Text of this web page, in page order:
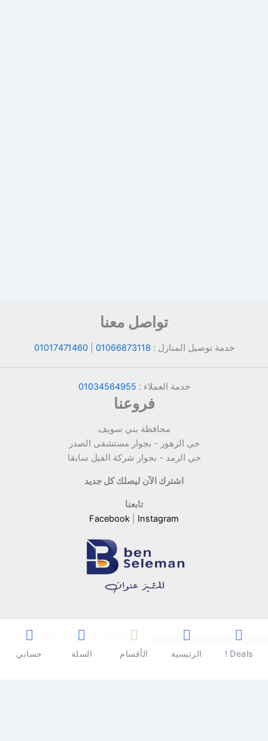
تواصل معنا
خدمة توصيل المنازل : 01066873118
|
01017471460
خدمة العملاء : 01034564955
فروعنا
محافظة بني سويف
حي الزهور - بجوار مستشفى الصدر
حي الرمد - بجوار شركة الفيل سابقا
اشترك الآن ليصلك كل جديد
تابعنا
Facebook
Instagram
Copyright © 2026 | Powered by Ben Seleman Hypermarket
Deals ! الرئيسية الأقسام السلة حسابي